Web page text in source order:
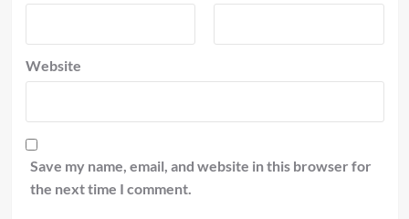
Website
Save my name, email, and website in this browser for
the next time I comment.